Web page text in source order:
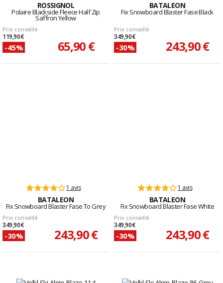
ROSSIGNOL
Polaire Blackside Fleece Half Zip
Saffron Yellow
Prix conseillé
119,90 €
-45% 65,90 €
BATALEON
Fix Snowboard Blaster Fase Black
Prix conseillé
349,90 €
-30% 243,90 €
1 avis
BATALEON
Fix Snowboard Blaster Fase To Grey
Prix conseillé
349,90 €
-30% 243,90 €
1 avis
BATALEON
Fix Snowboard Blaster Fase White
Prix conseillé
349,90 €
-30% 243,90 €